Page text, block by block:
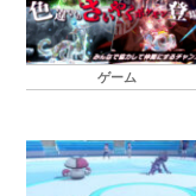
ゲーム